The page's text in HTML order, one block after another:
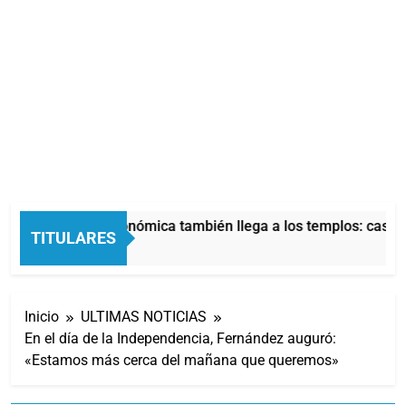
TITULARES
La crisis económica también llega a los templos: casi
6 Horas Atrás
Inicio
ULTIMAS NOTICIAS
En el día de la Independencia, Fernández auguró:
«Estamos más cerca del mañana que queremos»